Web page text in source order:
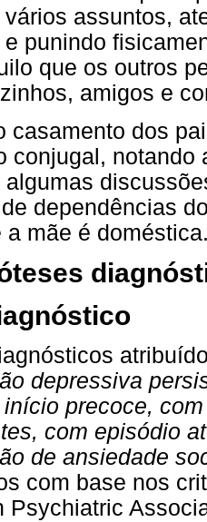
assuntos,
punindo
que os outros
amigos e
casamento dos
conjugal,
dependências
a mãe é
depressiva
precoce,
com episódio
de ansiedade
com base nos
Psychiatric